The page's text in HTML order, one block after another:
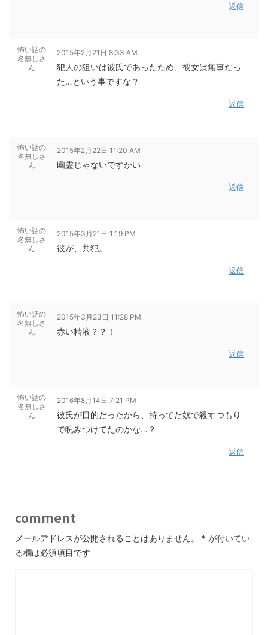
返信
怖い話の
名無しさ
ん
2015年2月21日 8:33 AM
犯人の狙いは彼氏であったため、彼女は無事だっ
た…という事ですな？
返信
怖い話の
名無しさ
ん
2015年2月22日 11:20 AM
幽霊じゃないですかい
返信
怖い話の
名無しさ
ん
2015年3月21日 1:19 PM
彼が、共犯。
返信
怖い話の
名無しさ
ん
2015年3月23日 11:28 PM
赤い精液？？！
返信
怖い話の
名無しさ
ん
2016年8月14日 7:21 PM
彼氏が目的だったから、持ってた奴で殺すつもり
で睨みつけてたのかな…？
返信
comment
メールアドレスが公開されることはありません。 * が付いてい
る欄は必須項目です